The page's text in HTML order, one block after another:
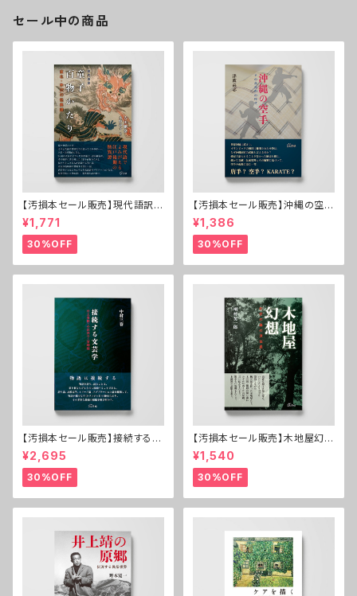
セール中の商品
【汚損本セール販売】現代語訳
童子百物かたり──東北・米沢
の怪異譚
¥1,771
30%OFF
【汚損本セール販売】沖縄の空手
──その基本形の時代
¥1,386
30%OFF
【汚損本セール販売】接続する文
芸学──村上春樹・小川洋子・
宮崎駿
¥2,695
30%OFF
【汚損本セール販売】木地屋幻想
──紀伊の森の漂泊民
¥1,540
30%OFF